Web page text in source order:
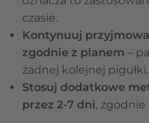
czasie.
Kontynuuj
zgodnie z planem –
żadnej kolejnej pigułki.
Stosuj dodatkowe
przez 2-7 dni,